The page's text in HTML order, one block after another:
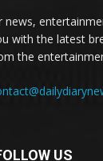
news,
with the latest
the
US